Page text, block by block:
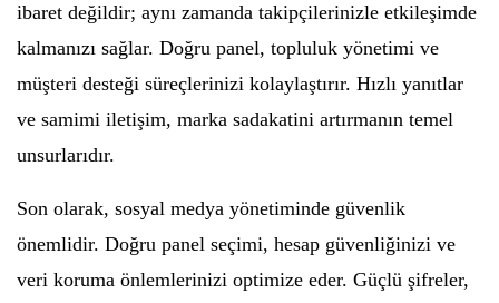
ibaret değildir; aynı zamanda takipçilerinizle etkileşimde
kalmanızı sağlar. Doğru panel, topluluk yönetimi ve
müşteri desteği süreçlerinizi kolaylaştırır. Hızlı yanıtlar
ve samimi iletişim, marka sadakatini artırmanın temel
unsurlarıdır.
Son olarak, sosyal medya yönetiminde güvenlik
önemlidir. Doğru panel seçimi, hesap güvenliğinizi ve
veri koruma önlemlerinizi optimize eder. Güçlü şifreler,